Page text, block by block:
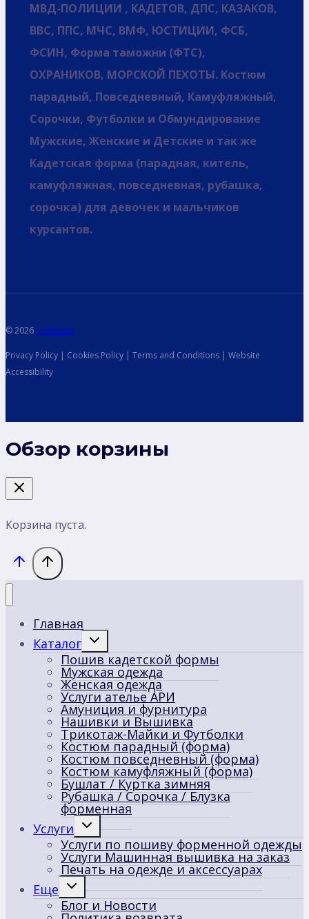
МВД-ПОЛИЦИИ , КАДЕТОВ, ДПС, КАЗАКОВ,
ВВС, ППС, МЧС, ВМФ, ЮСТИЦИИ, ФСБ,
ФСИН, Форма таможни (ФТС),
ОХРАНИКОВ, МОРСКОЙ ПЕХОТЫ. Костюм
парадный, Повседневный, Камуфляжный,
Сорочки, Футболки и Обмундирование
Мужские, Женские и Детские и так же
Кадетская форма (парадная, китель,
камуфляжная, повседневная, рубашка,
сорочка) для девочек и мальчиков
курсантов.
© 2026 spetsvoin
Privacy Policy | Cookies Policy | Terms and Conditions | Website
Accessibility
Обзор корзины
Корзина пуста.
Главная
Каталог
Переключить
меню
Пошив кадетской формы
Мужская одежда
Женская одежда
Услуги ателье АРИ
Амуниция и фурнитура
Нашивки и Вышивка
Трикотаж-Майки и Футболки
Костюм парадный (форма)
Костюм повседневный (форма)
Костюм камуфляжный (форма)
Бушлат / Куртка зимняя
Рубашка / Сорочка / Блузка
форменная
Услуги
Переключить
дочернее
меню
Услуги по пошиву форменной одежды
Услуги Машинная вышивка на заказ
Печать на одежде и аксессуарах
Еще
Переключить
дочернее
меню
Блог и Новости